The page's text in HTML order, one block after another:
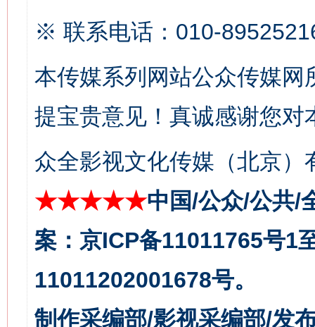
※ 联系电话：010-
本传媒系列网站公众传媒
提宝贵意见！真诚感谢您
众全影视文化传媒（北京）
★★★★★中国/公众/公共/
案：京ICP备11011765号1
11011202001678号。
制作采编部/影视采编部/发
在谋一域中谋全局
今